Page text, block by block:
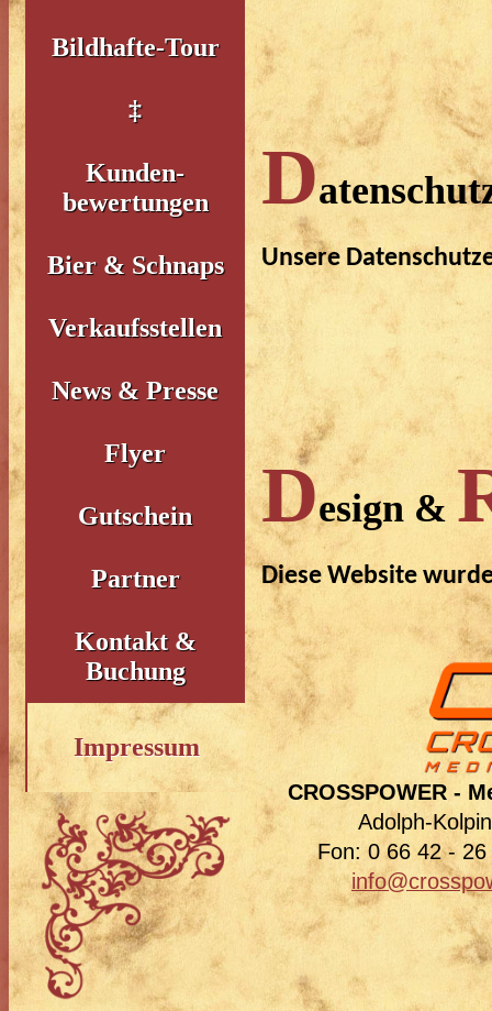
Bildhafte-Tour
‡
Kunden-
bewertungen
Bier & Schnaps
Verkaufsstellen
News & Presse
Flyer
Gutschein
Partner
Kontakt &
Buchung
Impressum
D
Unsere
Design &
Diese Website
CROSSPOWER -
Adolph-
Fon: 0 66 42 -